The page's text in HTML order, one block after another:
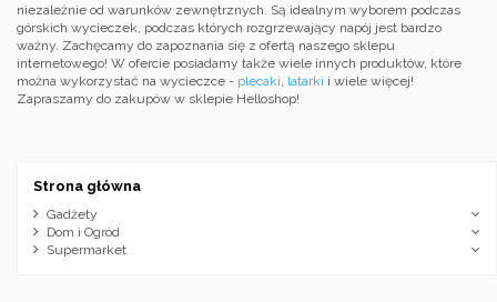
niezależnie od warunków zewnętrznych. Są idealnym wyborem podczas
górskich wycieczek, podczas których rozgrzewający napój jest bardzo
ważny. Zachęcamy do zapoznania się z ofertą naszego sklepu
internetowego! W ofercie posiadamy także wiele innych produktów, które
można wykorzystać na wycieczce - plecaki latarki i wiele więcej!
Zapraszamy do zakupów w sklepie Helloshop!
Strona główna
Gadżety
Dom i Ogród
Supermarket